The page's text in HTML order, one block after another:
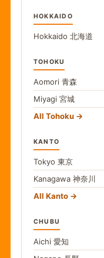
HOKKAIDO
Hokkaido 北海道
TOHOKU
Aomori 青森
Miyagi 宮城
All Tohoku
KANTO
Tokyo 東京
Kanagawa 神奈川
All Kanto
CHUBU
Aichi 愛知